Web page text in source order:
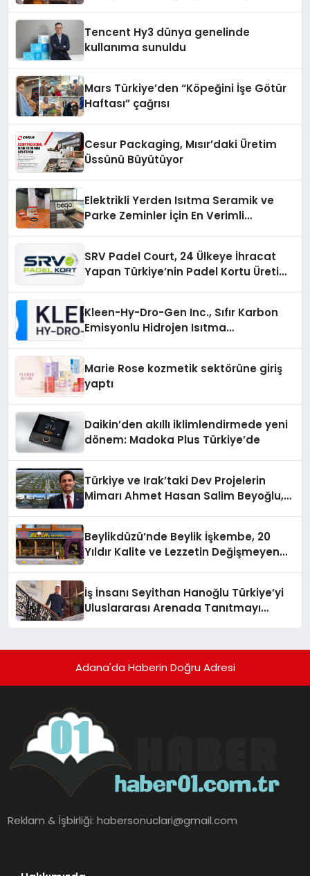
Tencent Hy3 dünya genelinde
kullanıma sunuldu
Mars Türkiye’den “Köpeğini İşe Götür
Haftası” çağrısı
Cesur Packaging, Mısır’daki Üretim
Üssünü Büyütüyor
Elektrikli Yerden Isıtma Seramik ve
Parke Zeminler İçin En Verimli
SRV Padel Court, 24 Ülkeye İhracat
Yapan Türkiye’nin Padel Kortu Üretim
Kleen-Hy-Dro-Gen Inc., Sıfır Karbon
Emisyonlu Hidrojen Isıtma
Marie Rose kozmetik sektörüne giriş
yaptı
Daikin’den akıllı iklimlendirmede yeni
dönem: Madoka Plus Türkiye’de
Türkiye ve Irak’taki Dev Projelerin
Mimarı Ahmet Hasan Salim Beyoğlu,
Hayata Geçirecek
Beylikdüzü’nde Beylik İşkembe, 20
Yıldır Kalite ve Lezzetin Değişmeyen
İş İnsanı Seyithan Hanoğlu Türkiye’yi
Uluslararası Arenada Tanıtmayı
Adana'da Haberin Doğru Adresi
Reklam & İşbirliği:habersonuclari@gmail.com